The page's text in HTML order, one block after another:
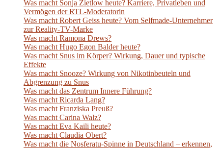
Was macht Sonja Zietlow heute? Karriere, Privatleben und
Vermögen der RTL-Moderatorin
Was macht Robert Geiss heute? Vom Selfmade-Unternehmer
zur Reality-TV-Marke
Was macht Ramona Drews?
Was macht Hugo Egon Balder heute?
Was macht Snus im Körper? Wirkung, Dauer und typische
Effekte
Was macht Snooze? Wirkung von Nikotinbeuteln und
Abgrenzung zu Snus
Was macht das Zentrum Innere Führung?
Was macht Ricarda Lang?
Was macht Franziska Preuß?
Was macht Carina Walz?
Was macht Eva Kaili heute?
Was macht Claudia Obert?
Was macht die Nosferatu-Spinne in Deutschland – erkennen,